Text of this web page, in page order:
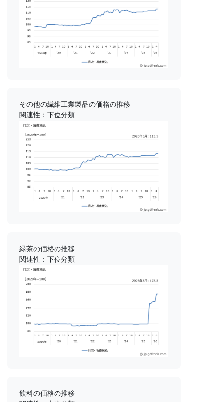
その他の繊維工業製品の価格の推移
関連性：下位分類
緑茶の価格の推移
関連性：下位分類
飲料の価格の推移